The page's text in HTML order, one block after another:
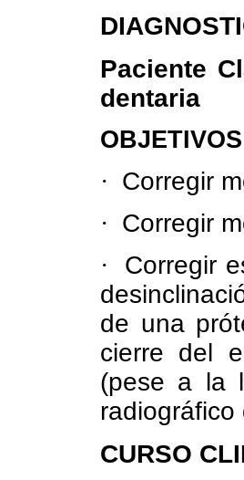
Paciente
dentaria
· Corregir
· Corregir
·
Corregir
de una
cierre del
(pese a la
CURSO